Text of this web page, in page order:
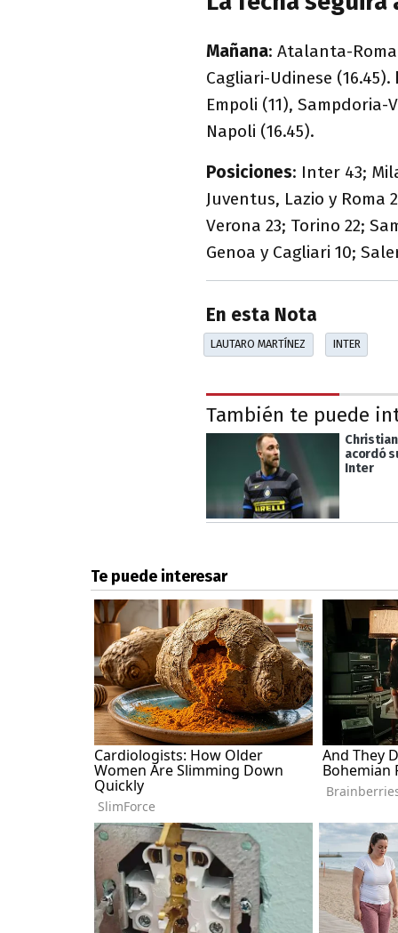
Mañana: Atalanta-
Cagliari-Udinese (16.45).
Empoli (11),
Napoli (16.45).
Posiciones: Inter 43;
Juventus, Lazio y Roma
Verona 23; Torino 22;
Genoa y Cagliari 10;
En esta Nota
LAUTARO MARTÍNEZ INTER
También te puede
acordó
Inter